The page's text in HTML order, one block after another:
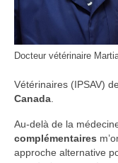
Docteur vétérinaire
Vétérinaires (IPSAV)
Canada
Au-delà de la
complémentaires
approche alternative